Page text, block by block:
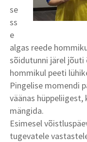
se
ss
e
algas reede
sõidutunni järel jõuti
hommikul peeti
Pingelise momendi
väänas
mängida.
Esimesel
tugevatele